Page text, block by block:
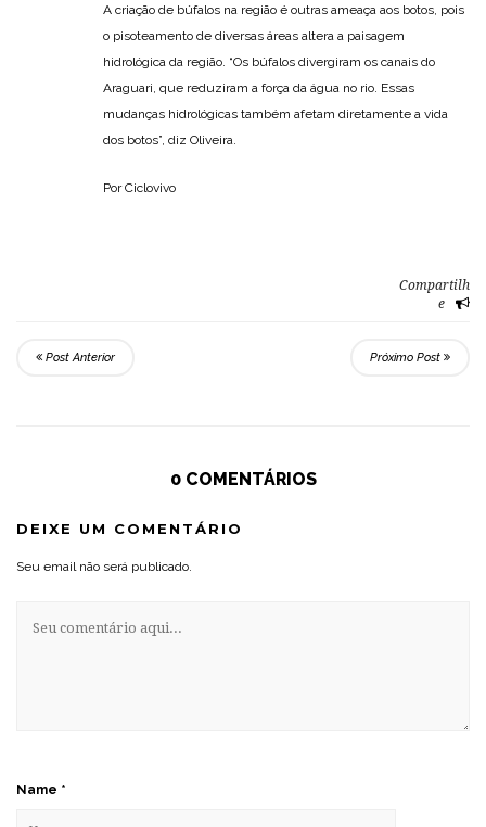
A criação de búfalos na região é outras ameaça aos botos, pois
o pisoteamento de diversas áreas altera a paisagem
hidrológica da região. “Os búfalos divergiram os canais do
Araguari, que reduziram a força da água no rio. Essas
mudanças hidrológicas também afetam diretamente a vida
dos botos”, diz Oliveira.
Por Ciclovivo
Compartilh
e
Post Anterior Próximo Post
0 COMENTÁRIOS
DEIXE UM COMENTÁRIO
Seu email não será publicado.
Name *